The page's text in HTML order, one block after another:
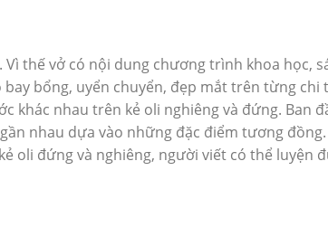
thế vở có nội dung chương trình khoa học,
bổng, uyển chuyển, đẹp mắt trên từng chi
khác nhau trên kẻ oli nghiêng và đứng. Ban
nhau dựa vào những đặc điểm tương đồng.
oli đứng và nghiêng, người viết có thể luyện